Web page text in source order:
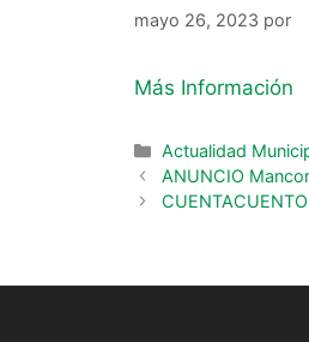
mayo 26, 2023 por
Más Información
Actualidad
ANUNCIO